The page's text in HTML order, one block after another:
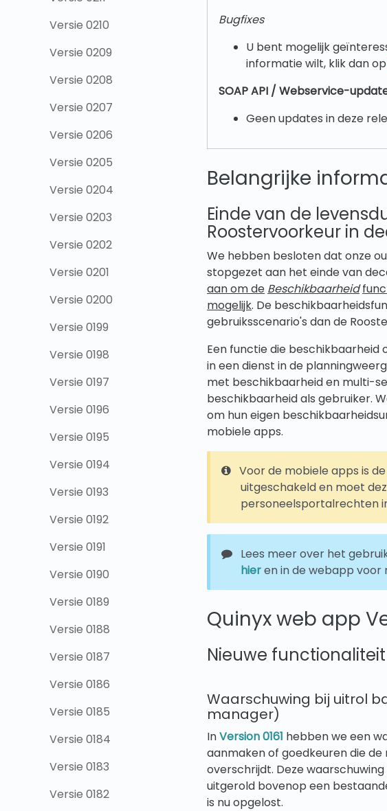
Versie 0210
Versie 0209
Versie 0208
Versie 0207
Versie 0206
Versie 0205
Versie 0204
Versie 0203
Versie 0202
Versie 0201
Versie 0200
Versie 0199
Versie 0198
Versie 0197
Versie 0196
Versie 0195
Versie 0194
Versie 0193
Versie 0192
Versie 0191
Versie 0190
Versie 0189
Versie 0188
Versie 0187
Versie 0186
Versie 0185
Versie 0184
Versie 0183
Versie 0182
Bugfixes
U bent mogelijk
informatie wilt, klik dan op
SOAP API / Webservice-
Geen updates in deze
Belangrijke
Einde van de
Roostervoorkeur in
We hebben besloten dat onze
stopgezet aan het einde van
aan om de Beschikbaarheid
mogelijk. De
gebruiksscenario's dan de
Een functie die
in een dienst in de
met beschikbaarheid en multi-
beschikbaarheid als gebruiker.
om hun eigen
mobiele apps.
Voor de mobiele apps is
uitgeschakeld en moet
personeelsportalrechten
Lees meer over het
hieren in de webapp voor
Quinyx web app
Nieuwe functionaliteit
Waarschuwing bij uitrol
manager)
InVersion 0161 hebben we een
aanmaken of goedkeuren die
overschrijdt. Deze
uitgerold bovenop een
is nu opgelost.